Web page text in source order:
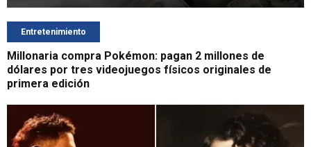
Entretenimiento
Millonaria compra Pokémon: pagan 2 millones de
dólares por tres videojuegos físicos originales de
primera edición